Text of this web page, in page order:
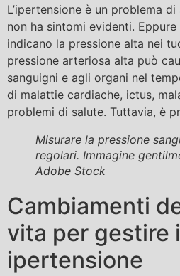
L’ipertensione è un problema
non ha sintomi evidenti.
indicano la pressione alta nei
pressione arteriosa alta può
sanguigni e agli organi nel
di malattie cardiache, ictus,
problemi di salute. Tuttavia, è
Misurare la pressione
regolari. Immagine
Adobe Stock
Cambiamenti
vita per gestire
ipertensione